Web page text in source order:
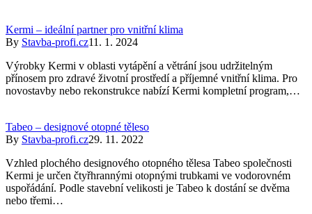
Kermi – ideální partner pro vnitřní klima
By Stavba-profi.cz11. 1. 2024
Výrobky Kermi v oblasti vytápění a větrání jsou udržitelným
přínosem pro zdravé životní prostředí a příjemné vnitřní klima. Pro
novostavby nebo rekonstrukce nabízí Kermi kompletní program,…
Tabeo – designové otopné těleso
By Stavba-profi.cz29. 11. 2022
Vzhled plochého designového otopného tělesa Tabeo společnosti
Kermi je určen čtyřhrannými otopnými trubkami ve vodorovném
uspořádání. Podle stavební velikosti je Tabeo k dostání se dvěma
nebo třemi…